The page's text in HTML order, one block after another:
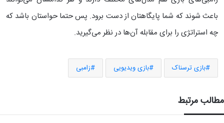
باعث شوند که شما پایگاهتان از دست برود. پس حتما حواستان باشد که
چه استراتژی را برای مقابله آن‌ها در نظر می‌گیرید.
بازی ترسناک بازی ویدیویی زامبی
مطالب مرتبط